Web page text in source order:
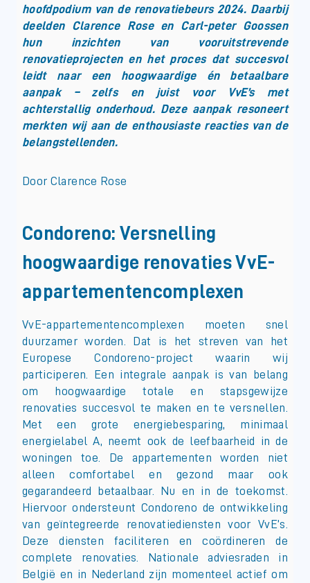
hoofdpodium van de renovatiebeurs 2024. Daarbij
deelden Clarence Rose en Carl-peter Goossen
hun inzichten van vooruitstrevende
renovatieprojecten en het proces dat succesvol
leidt naar een hoogwaardige én betaalbare
aanpak – zelfs en juist voor VvE’s met
achterstallig onderhoud. Deze aanpak resoneert
merkten wij aan de enthousiaste reacties van de
belangstellenden.
Door Clarence Rose
Condoreno: Versnelling
hoogwaardige renovaties VvE-
appartementencomplexen
VvE-appartementencomplexen moeten snel
duurzamer worden. Dat is het streven van het
Europese Condoreno-project waarin wij
participeren. Een integrale aanpak is van belang
om hoogwaardige totale en stapsgewijze
renovaties succesvol te maken en te versnellen.
Met een grote energiebesparing, minimaal
energielabel A, neemt ook de leefbaarheid in de
woningen toe. De appartementen worden niet
alleen comfortabel en gezond maar ook
gegarandeerd betaalbaar. Nu en in de toekomst.
Hiervoor ondersteunt Condoreno de ontwikkeling
van geïntegreerde renovatiediensten voor VvE’s.
Deze diensten faciliteren en coördineren de
complete renovaties. Nationale adviesraden in
België en in Nederland zijn momenteel actief om